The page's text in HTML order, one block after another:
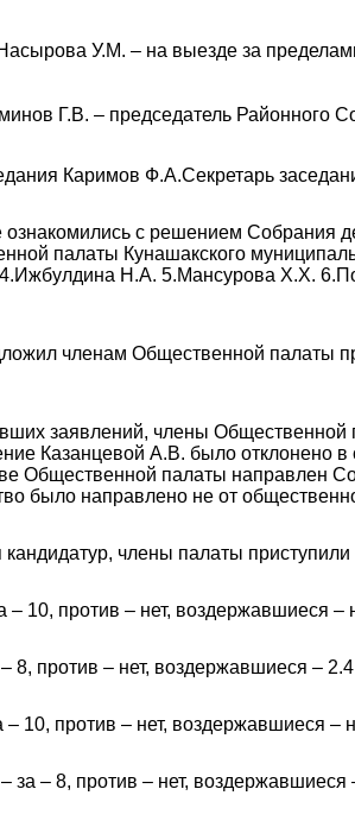
У.М. – на выезде за
Г.В. – председатель Районного
Каримов Ф.А.Секретарь
с решением Собрания
палаты Кунашакского
Н.А. 5.Мансурова Х.Х.
членам Общественной палаты
заявлений, члены
Казанцевой А.В. было отклонено в
Общественной палаты направлен
было направлено не от
члены палаты
10, против – нет, воздержавшиеся –
8, против – нет, воздержавшиеся – 2.
10, против – нет, воздержавшиеся –
за – 8, против – нет, воздержавшиеся